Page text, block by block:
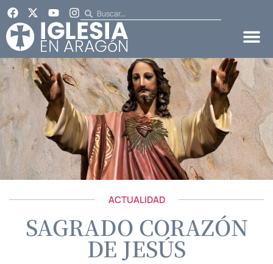
ACTUALIDAD
SAGRADO CORAZÓN
DE JESÚS